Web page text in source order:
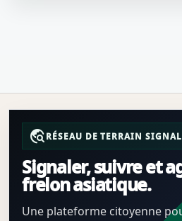
travel_exploreRÉSEAU DE TERRAIN
Signaler, suivre et
frelon asiatique.
Une plateforme citoyenne